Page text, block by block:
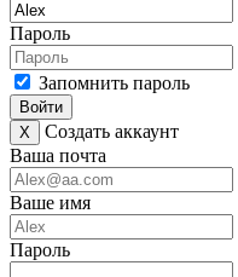
Пароль
Запомнить пароль
Войти
X
Создать аккаунт
Ваша почта
Ваше имя
Пароль